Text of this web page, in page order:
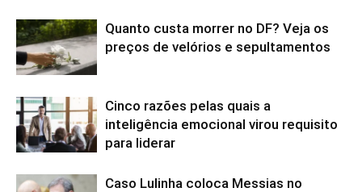
Quanto custa morrer no DF? Veja os
preços de velórios e sepultamentos
Cinco razões pelas quais a
inteligência emocional virou requisito
para liderar
Caso Lulinha coloca Messias no